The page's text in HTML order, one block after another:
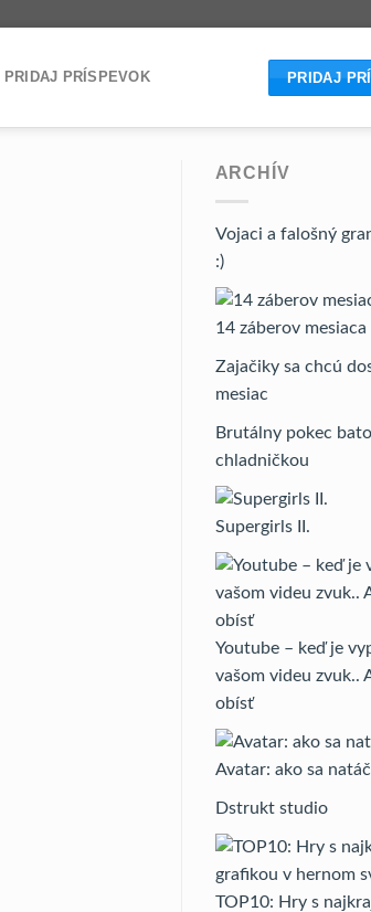
PRIDAJ PRÍSPEVOK PRIDAJ
ARCHÍV
Vojaci a falošný
:)
14 záberov mesiaca
Zajačiky sa chcú
mesiac
Brutálny pokec
chladničkou
Supergirls II.
Youtube – keď je
vašom videu zvuk..
obísť
Avatar: ako sa
Dstrukt studio
TOP10: Hry s